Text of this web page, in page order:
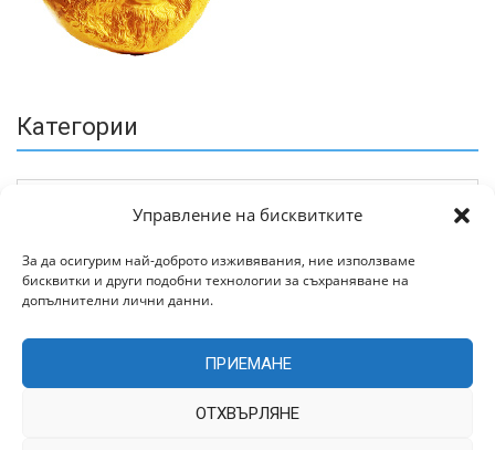
Управление на бисквитките
За да осигурим най-доброто изживявания, ние използваме
бисквитки и други подобни технологии за съхраняване на
допълнителни лични данни.
ПРИЕМАНЕ
ОТХВЪРЛЯНЕ
Категории
Архив